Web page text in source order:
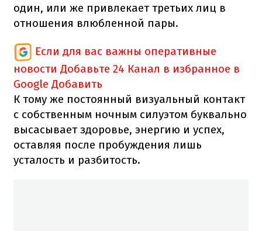
один, или же привлекает третьих лиц в
отношения влюбленной пары.
Если для вас важны оперативные
новости Добавьте 24 Канал в избранное в
Google Добавить
К тому же постоянный визуальный контакт
с собственным ночным силуэтом буквально
высасывает здоровье, энергию и успех,
оставляя после пробуждения лишь
усталость и разбитость.